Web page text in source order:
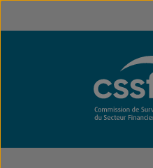
Passez
contenu